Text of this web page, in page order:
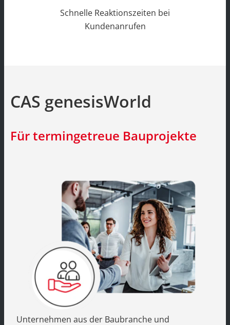
Schnelle Reaktionszeiten bei
Kundenanrufen
CAS genesisWorld
Für termingetreue Bauprojekte
Unternehmen aus der Baubranche und